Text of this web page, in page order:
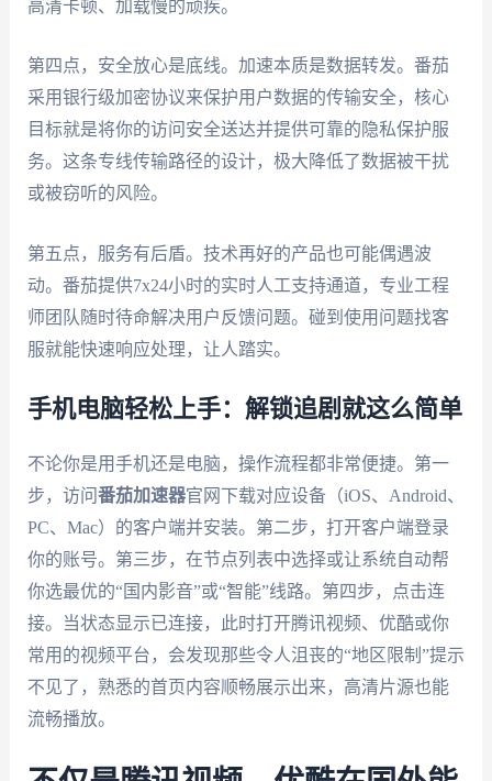
高清卡顿、加载慢的顽疾。
第四点，安全放心是底线。加速本质是数据转发。番茄
采用银行级加密协议来保护用户数据的传输安全，核心
目标就是将你的访问安全送达并提供可靠的隐私保护服
务。这条专线传输路径的设计，极大降低了数据被干扰
或被窃听的风险。
第五点，服务有后盾。技术再好的产品也可能偶遇波
动。番茄提供7x24小时的实时人工支持通道，专业工程
师团队随时待命解决用户反馈问题。碰到使用问题找客
服就能快速响应处理，让人踏实。
手机电脑轻松上手：解锁追剧就这么简单
不论你是用手机还是电脑，操作流程都非常便捷。第一
步，访问 番茄加速器官网下载对应设备（iOS、Android、
PC、Mac）的客户端并安装。第二步，打开客户端登录
你的账号。第三步，在节点列表中选择或让系统自动帮
你选最优的“国内影音”或“智能”线路。第四步，点击连
接。当状态显示已连接，此时打开腾讯视频、优酷或你
常用的视频平台，会发现那些令人沮丧的“地区限制”提示
不见了，熟悉的首页内容顺畅展示出来，高清片源也能
流畅播放。